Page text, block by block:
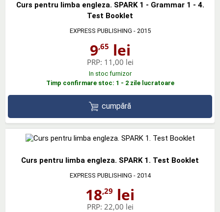
Curs pentru limba engleza. SPARK 1 - Grammar 1 - 4.
Test Booklet
EXPRESS PUBLISHING - 2015
9,65 lei
PRP: 11,00 lei
In stoc furnizor
Timp confirmare stoc: 1 - 2 zile lucratoare
cumpără
Curs pentru limba engleza. SPARK 1. Test Booklet
EXPRESS PUBLISHING - 2014
18,29 lei
PRP: 22,00 lei